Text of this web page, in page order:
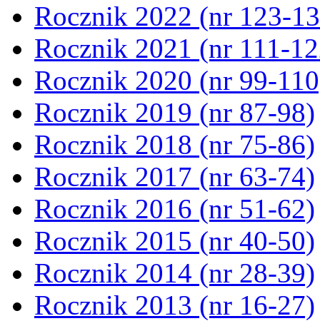
Rocznik 2022 (nr 123-
Rocznik 2021 (nr 111-
Rocznik 2020 (nr 99-
Rocznik 2019 (nr 87-98)
Rocznik 2018 (nr 75-86)
Rocznik 2017 (nr 63-74)
Rocznik 2016 (nr 51-62)
Rocznik 2015 (nr 40-50)
Rocznik 2014 (nr 28-39)
Rocznik 2013 (nr 16-27)